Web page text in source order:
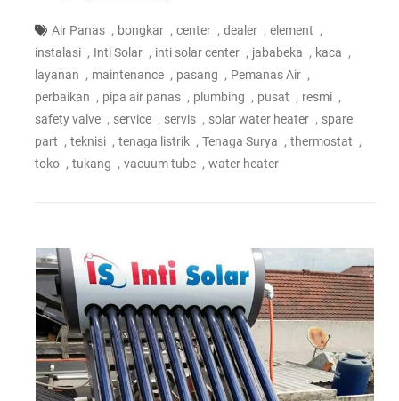
Air Panas , bongkar , center , dealer , element ,
instalasi , Inti Solar , inti solar center , jababeka , kaca ,
layanan , maintenance , pasang , Pemanas Air ,
perbaikan , pipa air panas , plumbing , pusat , resmi ,
safety valve , service , servis , solar water heater , spare
part , teknisi , tenaga listrik , Tenaga Surya , thermostat ,
toko , tukang , vacuum tube , water heater